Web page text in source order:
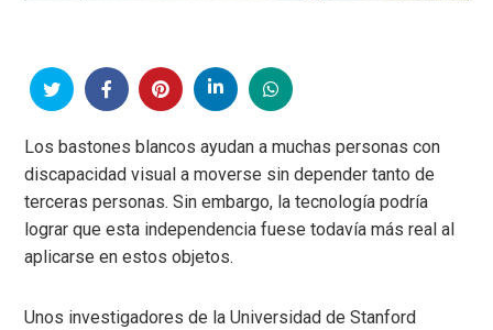
Los bastones blancos ayudan a muchas personas con
discapacidad visual a moverse sin depender tanto de
terceras personas. Sin embargo, la tecnología podría
lograr que esta independencia fuese todavía más real al
aplicarse en estos objetos.
Unos investigadores de la Universidad de Stanford